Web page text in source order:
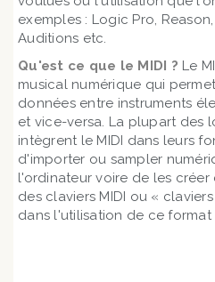
exemples : Logic Pro,
Auditions etc.
Qu'est ce que le MIDI ? Le
musical numérique qui
données entre instruments
et vice-versa. La plupart des
intègrent le MIDI dans leurs
d'importer ou sampler
l'ordinateur voire de les créer
des claviers MIDI ou «
dans l'utilisation de ce format